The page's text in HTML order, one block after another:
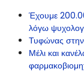
Έχουμε
λόγω
Τυφώνας
Μέλι και